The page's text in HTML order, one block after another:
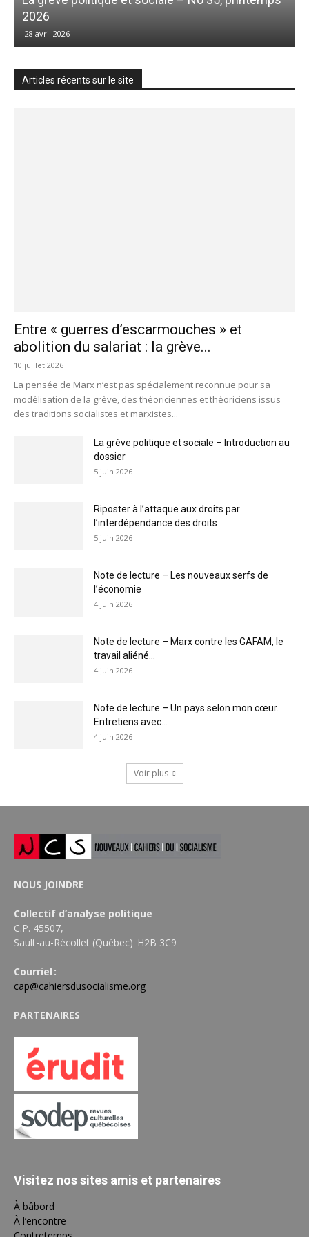
2026
28 avril 2026
Articles récents sur le site
Entre « guerres d’escarmouches » et
abolition du salariat : la grève...
10 juillet 2026
La pensée de Marx n’est pas spécialement reconnue pour sa
modélisation de la grève, des théoriciennes et théoriciens issus
des traditions socialistes et marxistes...
La grève politique et sociale – Introduction au
dossier
5 juin 2026
Riposter à l’attaque aux droits par
l’interdépendance des droits
5 juin 2026
Note de lecture – Les nouveaux serfs de
l’économie
4 juin 2026
Note de lecture – Marx contre les GAFAM, le
travail aliéné...
4 juin 2026
Note de lecture – Un pays selon mon cœur.
Entretiens avec...
4 juin 2026
Voir plus
NOUS JOINDRE
Collectif d’analyse politique
C.P. 45507,
Sault-au-Récollet (Québec) H2B 3C9
Courriel :
cap@cahiersdusocialisme.org
PARTENAIRES
Visitez nos sites amis et partenaires
À bâbord
À l’encontre